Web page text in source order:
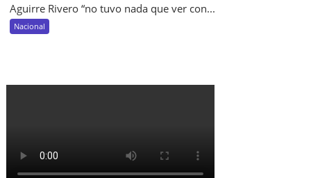
Aguirre Rivero “no tuvo nada que ver con...
Nacional